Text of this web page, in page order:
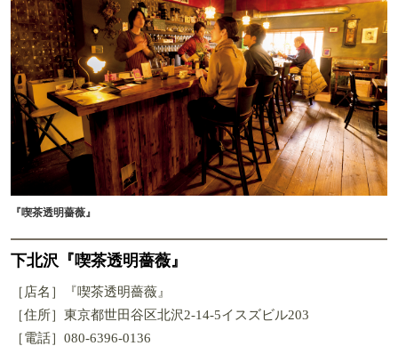
『喫茶透明薔薇』
下北沢『喫茶透明薔薇』
［店名］『喫茶透明薔薇』
［住所］東京都世田谷区北沢2-14-5イスズビル203
［電話］080-6396-0136